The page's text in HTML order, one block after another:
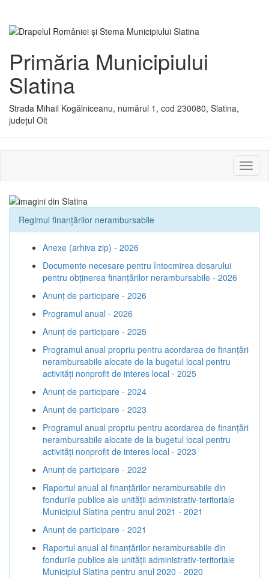
Primăria Municipiului
Slatina
Strada Mihail Kogălniceanu, numărul 1, cod 230080, Slatina,
județul Olt
sau
Regimul finanțărilor nerambursabile
Anexe (arhiva zip) - 2026
Documente necesare pentru întocmirea dosarului
pentru obținerea finanțărilor nerambursabile - 2026
Anunț de participare - 2026
Programul anual - 2026
Anunț de participare - 2025
Programul anual propriu pentru acordarea de finanţări
nerambursabile alocate de la bugetul local pentru
activităţi nonprofit de interes local - 2025
Anunț de participare - 2024
Anunț de participare - 2023
Programul anual propriu pentru acordarea de finanţări
nerambursabile alocate de la bugetul local pentru
activităţi nonprofit de interes local - 2023
Anunț de participare - 2022
Raportul anual al finanțărilor nerambursabile din
fondurile publice ale unității administrativ-teritoriale
Municipiul Slatina pentru anul 2021 - 2021
Anunț de participare - 2021
Raportul anual al finanțărilor nerambursabile din
fondurile publice ale unității administrativ-teritoriale
Municipiul Slatina pentru anul 2020 - 2020